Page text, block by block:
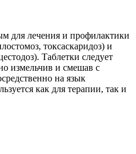
для лечения и профилактики
токсаскаридоз) и
Таблетки следует
измельчив и смешав с
на язык
как для терапии, так и